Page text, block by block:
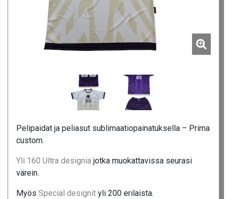
Pelipaidat ja peliasut sublimaatiopainatuksella – Prima
custom.
Yli 160 Ultra designia jotka muokattavissa seurasi
värein.
Myös Special designit yli 200 erilaista.